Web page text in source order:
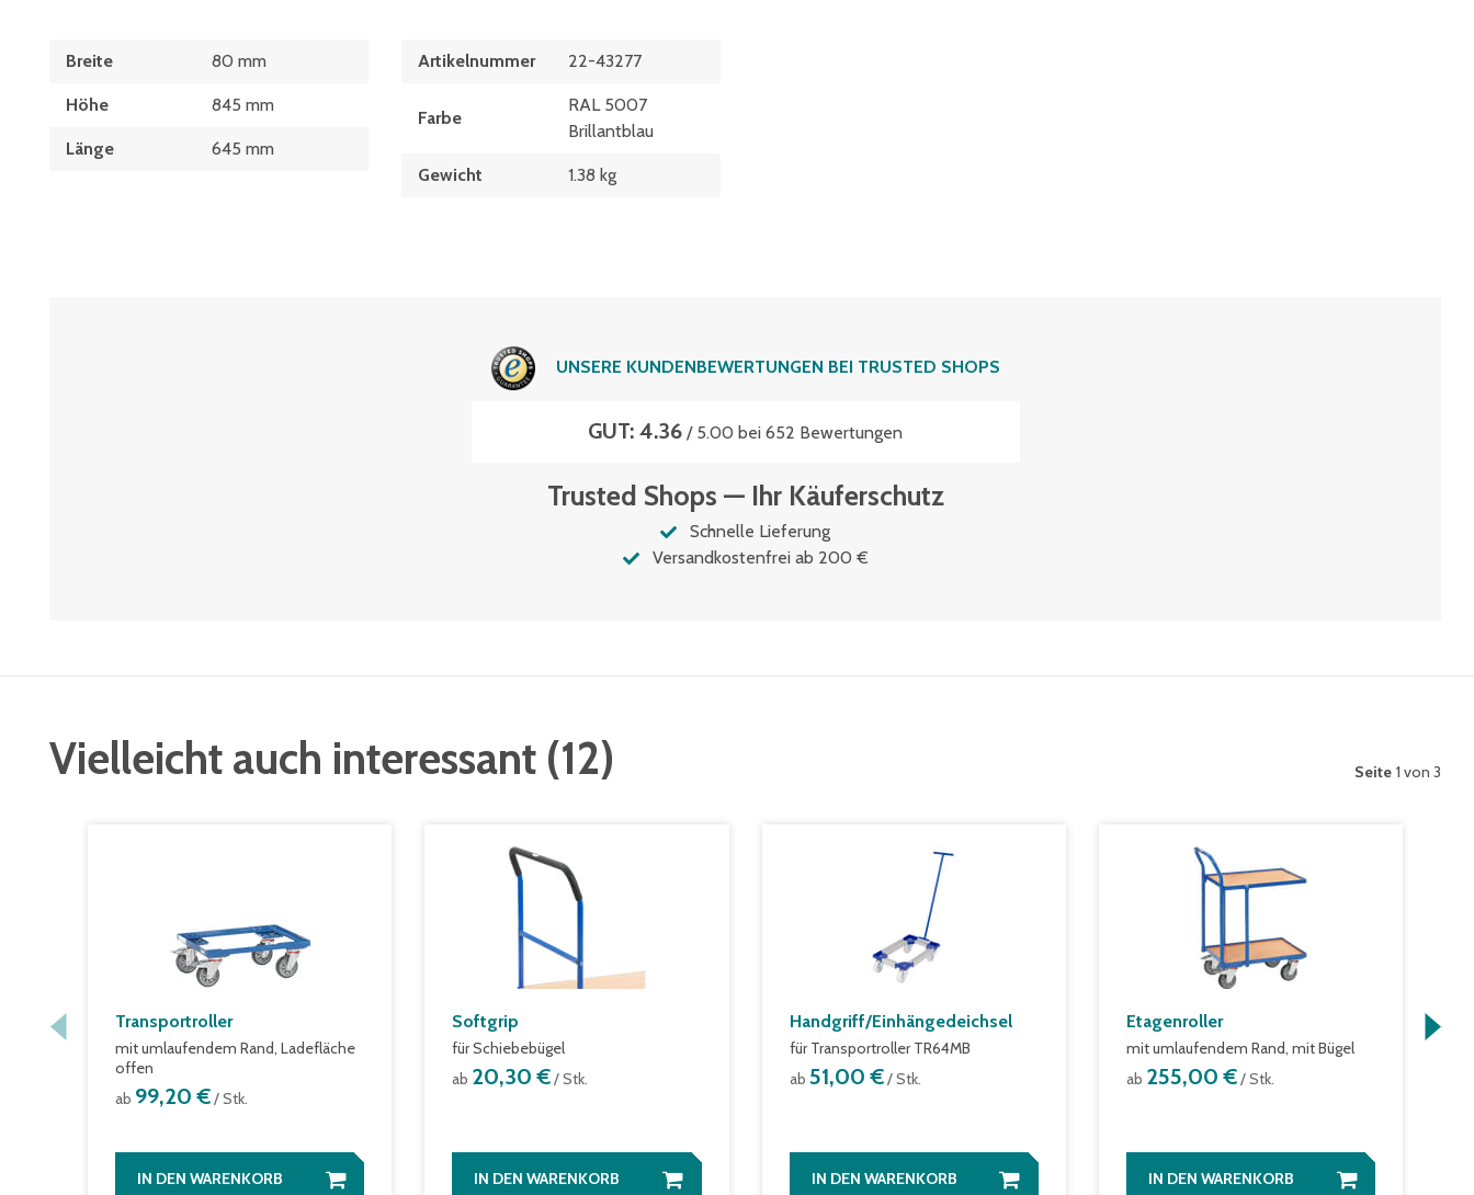
Breite 80 mm
Höhe 845 mm
Länge 645 mm
Artikelnummer 22-43277
Farbe
RAL 5007
Brillantblau
Gewicht 1.38 kg
UNSERE KUNDENBEWERTUNGEN BEI TRUSTED SHOPS
GUT: 4.36 / 5.00 bei 652 Bewertungen
Trusted Shops — Ihr Käuferschutz
Schnelle Lieferung
Versandkostenfrei ab 200 €
Vielleicht auch interessant (12) Seite 1 von 3
Transportroller
mit umlaufendem Rand, Ladefläche
offen
ab 99,20 €/ Stk.
IN DEN WARENKORB
Softgrip
für Schiebebügel
ab 20,30 €/ Stk.
IN DEN WARENKORB
Handgriff/Einhängedeichsel
für Transportroller TR64MB
ab 51,00 €/ Stk.
IN DEN WARENKORB
Etagenroller
mit umlaufendem Rand, mit Bügel
ab 255,00 €/ Stk.
IN DEN WARENKORB